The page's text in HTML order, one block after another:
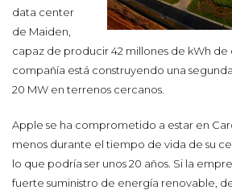
data center
de Maiden,
capaz de producir 42 millones de kWh de
compañía está construyendo una
20 MW en terrenos cercanos.
Apple se ha comprometido a estar en
menos durante el tiempo de vida de su
lo que podría ser unos 20 años. Si la
fuerte suministro de energía renovable,